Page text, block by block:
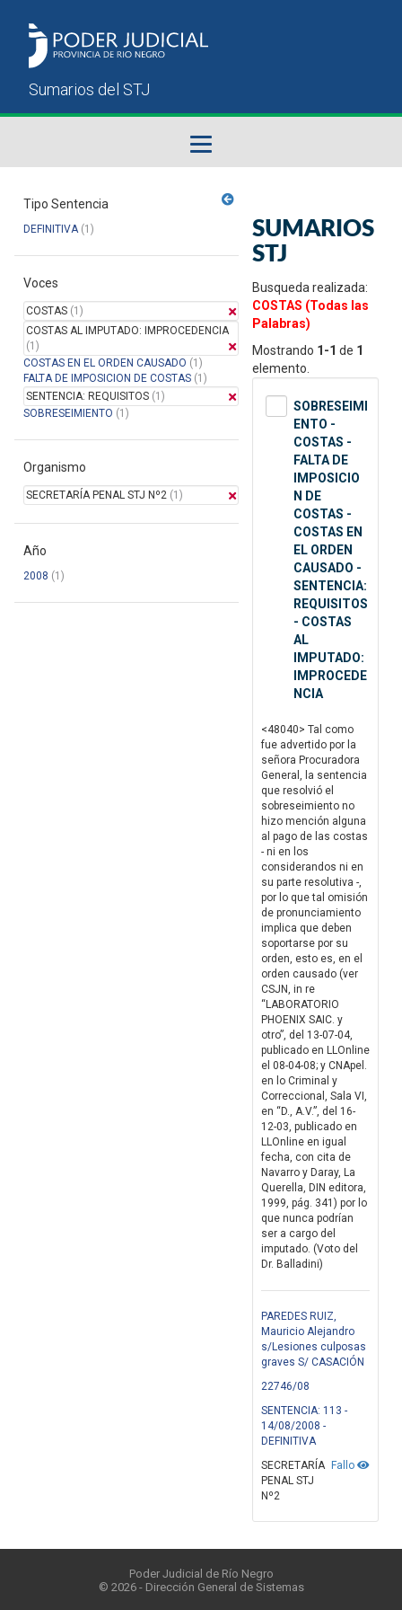
Sumarios del STJ
Manual del Usuario
Tipo Sentencia
DEFINITIVA(1)
Voces
COSTAS (1)
COSTAS AL IMPUTADO: IMPROCEDENCIA
(1)
COSTAS EN EL ORDEN CAUSADO (1)
FALTA DE IMPOSICION DE COSTAS (1)
SENTENCIA: REQUISITOS (1)
SOBRESEIMIENTO (1)
Organismo
SECRETARÍA PENAL STJ Nº2 (1)
Año
2008 (1)
SUMARIOS
STJ
Busqueda realizada:
COSTAS (Todas las
Palabras)
Mostrando 1-1 de 1
elemento.
SOBRESEIMI
ENTO -
COSTAS -
FALTA DE
IMPOSICIO
N DE
COSTAS -
COSTAS EN
EL ORDEN
CAUSADO -
SENTENCIA:
REQUISITOS
- COSTAS
AL
IMPUTADO:
IMPROCEDE
NCIA
<48040> Tal como
fue advertido por la
señora Procuradora
General, la sentencia
que resolvió el
sobreseimiento no
hizo mención alguna
al pago de las costas
- ni en los
considerandos ni en
su parte resolutiva -,
por lo que tal omisión
de pronunciamiento
implica que deben
soportarse por su
orden, esto es, en el
orden causado (ver
CSJN, in re
“LABORATORIO
PHOENIX SAIC. y
otro”, del 13-07-04,
publicado en LLOnline
el 08-04-08; y CNApel.
en lo Criminal y
Correccional, Sala VI,
en “D., A.V.”, del 16-
12-03, publicado en
LLOnline en igual
fecha, con cita de
Navarro y Daray, La
Querella, DIN editora,
1999, pág. 341) por lo
que nunca podrían
ser a cargo del
imputado. (Voto del
Dr. Balladini)
PAREDES RUIZ,
Mauricio Alejandro
s/Lesiones culposas
graves S/ CASACIÓN
22746/08
SENTENCIA: 113 -
14/08/2008 -
DEFINITIVA
Fallo
SECRETARÍA
PENAL STJ
Nº2